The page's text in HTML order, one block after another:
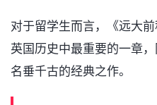
对于留学生而言，《远大
英国历史中最重要的一章
名垂千古的经典之作。